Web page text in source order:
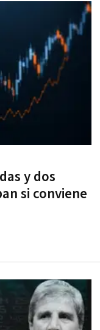
y dos
si conviene